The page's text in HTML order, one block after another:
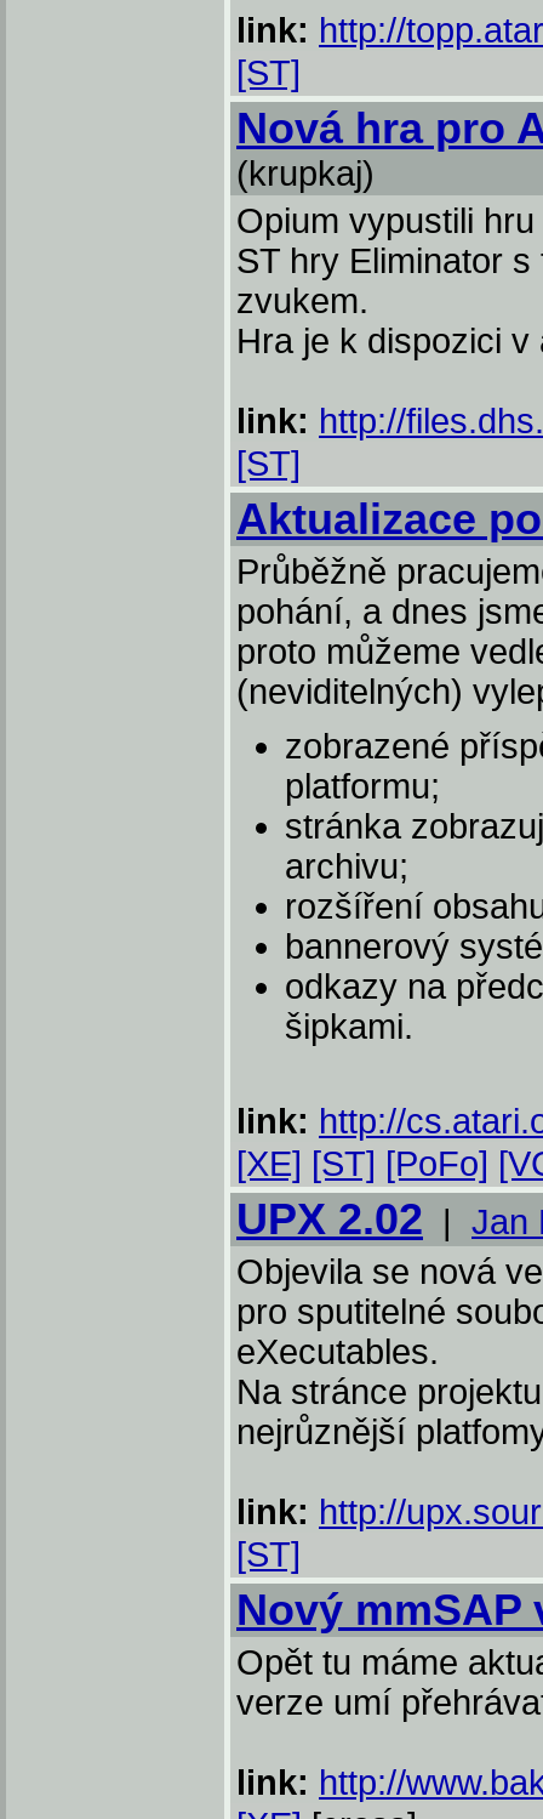
link: http://
[ST]
Nová hra pro
(krupkaj)
Opium vypustili
ST hry Eliminator
zvukem.
Hra je k dispozici v
link: http://
[ST]
Aktualizace
Průběžně
pohání, a dnes
proto můžeme
(neviditelných)
zobrazené
platformu;
stránka
archivu;
rozšíření
bannerový
odkazy na
šipkami.
link: http://
[XE] [ST] [PoFo]
UPX 2.02 | Jan
Objevila se nová
pro sputitelné
eXecutables.
Na stránce
nejrůznější
link: http://
[ST]
Nový mmSAP
Opět tu máme
verze umí
link: http://